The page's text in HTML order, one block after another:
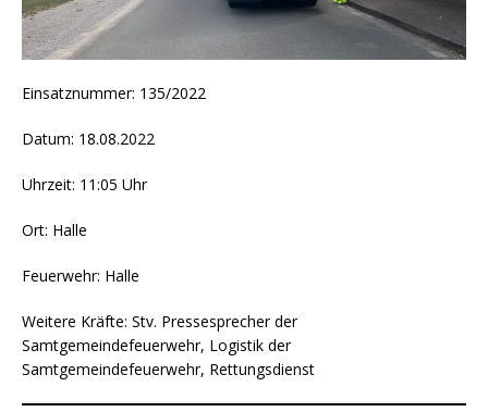
Einsatznummer: 135/2022
Datum: 18.08.2022
Uhrzeit: 11:05 Uhr
Ort: Halle
Feuerwehr: Halle
Weitere Kräfte: Stv. Pressesprecher der
Samtgemeindefeuerwehr, Logistik der
Samtgemeindefeuerwehr, Rettungsdienst